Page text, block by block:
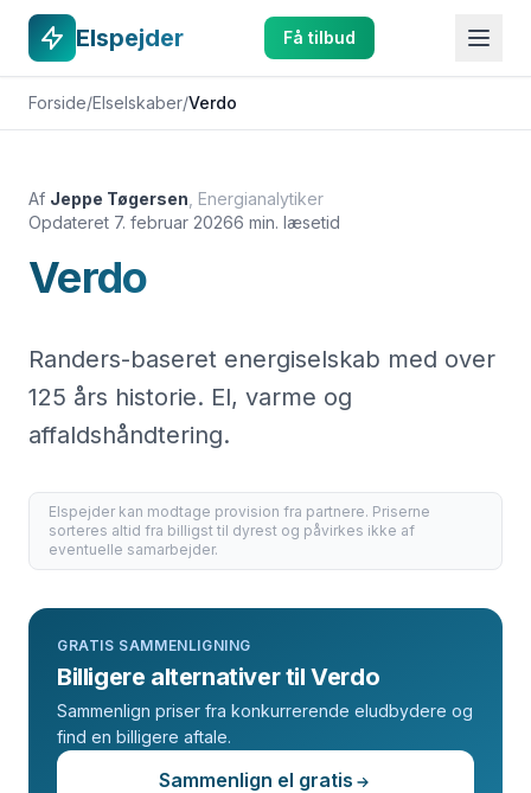
Elspejder Få tilbud
Forside/Elselskaber/Verdo
Af Jeppe Tøgersen Energianalytiker
Opdateret 7. februar 20266 min. læsetid
Verdo
Randers-baseret energiselskab med over
125 års historie. El, varme og
affaldshåndtering.
Elspejder kan modtage provision fra partnere. Priserne
sorteres altid fra billigst til dyrest og påvirkes ikke af
eventuelle samarbejder.
GRATIS SAMMENLIGNING
Billigere alternativer til Verdo
Sammenlign priser fra konkurrerende eludbydere og
find en billigere aftale.
Sammenlign el gratis